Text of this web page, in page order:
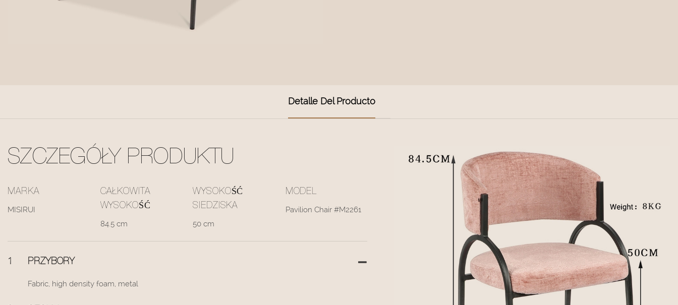
Detalle Del Producto
SZCZEGÓŁY PRODUKTU
MARKA
MISIRUI
CAŁKOWITA
WYSOKOŚĆ
84.5 cm
WYSOKOŚĆ
SIEDZISKA
50 cm
MODEL
Pavilion Chair #M2261
1 PRZYBORY
Fabric, high density foam, metal